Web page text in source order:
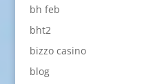
bh feb
bht2
bizzo casino
blog